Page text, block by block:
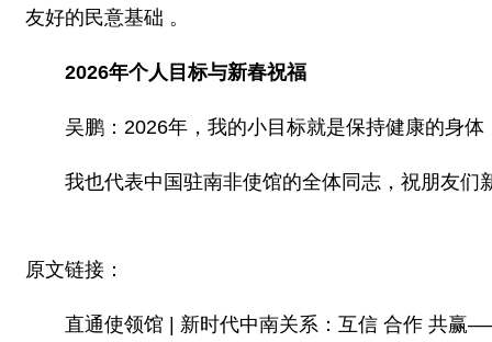
友好的民意基础 。
2026年个人目标与新春祝福
吴鹏： 2026年，我的小目标就是保持健康的身
我也代表中国驻南非使馆的全体同志，祝朋友
原文链接：
直通使领馆 | 新时代中南关系：互信 合作 共赢